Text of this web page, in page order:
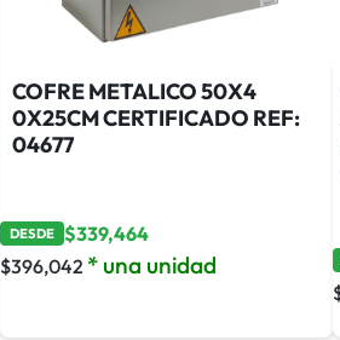
COFRE METALICO 50X4
0X25CM CERTIFICADO REF:
04677
DESDE $339,464
$396,042 * una unidad